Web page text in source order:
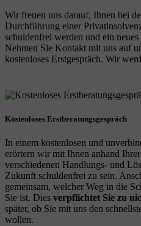
Wir freuen uns darauf, Ihnen bei
Durchführung einer
schuldenfrei werden und ein
Nehmen Sie Kontakt mit uns auf
kostenloses Erstgespräch. Wir
Kostenloses Erstberatungsgespräch
In einem kostenlosen und
erörtern wir mit Ihnen anhand
verschiedenen Handlungs- und
Zukunft schuldenfrei zu sein.
gemeinsam, welcher Weg in die
Sie ist. Dies verpflichtet Sie zu
später, ob Sie mit uns den
wollen.